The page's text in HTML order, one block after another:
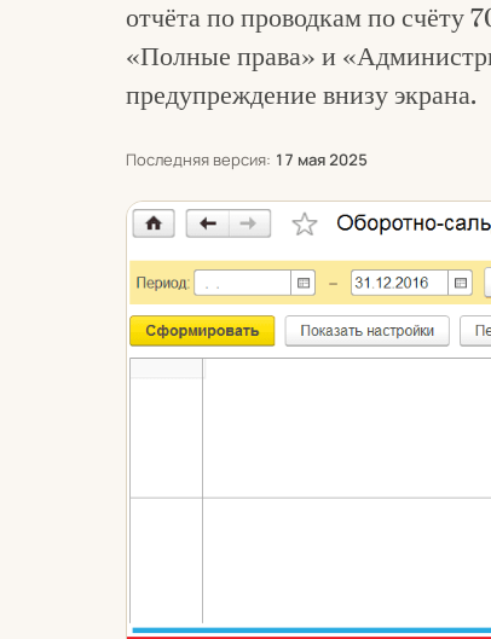
отчёта по проводкам по счёту
«Полные права» и
предупреждение внизу экрана.
Последняя версия: 17 мая 2025